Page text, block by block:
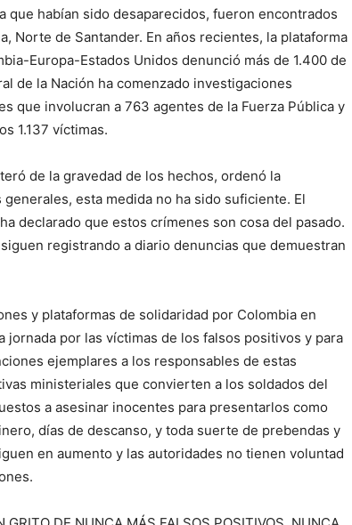
que habían sido desaparecidos, fueron encontrados
Norte de Santander. En años recientes, la plataforma
Europa-Estados Unidos denunció más de 1.400 de
de la Nación ha comenzado investigaciones
que involucran a 763 agentes de la Fuerza Pública y
1.137 víctimas.
de la gravedad de los hechos, ordenó la
esta medida no ha sido suficiente. El
declarado que estos crímenes son cosa del pasado.
registrando a diario denuncias que demuestran
y plataformas de solidaridad por Colombia en
jornada por las víctimas de los falsos positivos y para
ejemplares a los responsables de estas
ministeriales que convierten a los soldados del
a asesinar inocentes para presentarlos como
días de descanso, y toda suerte de prebendas y
en aumento y las autoridades no tienen voluntad